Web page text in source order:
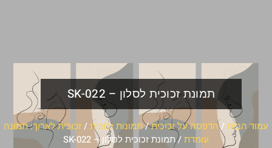
תמונת זכוכית לסלון – SK-022
עמוד הבית /הדפסה על זכוכית/תמונות זכוכית/זכוכית לארוך: תמונה
עומדת/ תמונת זכוכית לסלון – SK-022